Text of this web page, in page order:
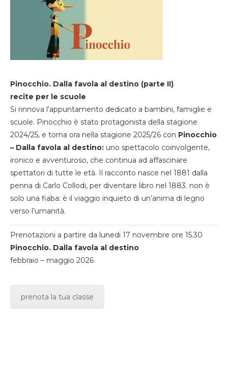
Pinocchio. Dalla favola al destino (parte II)
recite per le scuole
Si rinnova l’appuntamento dedicato a bambini, famiglie e
scuole. Pinocchio è stato protagonista della stagione
2024/25, e torna ora nella stagione 2025/26 con Pinocchio
– Dalla favola al destino: uno spettacolo coinvolgente,
ironico e avventuroso, che continua ad affascinare
spettatori di tutte le età. Il racconto nasce nel 1881 dalla
penna di Carlo Collodi, per diventare libro nel 1883. non è
solo una fiaba: è il viaggio inquieto di un’anima di legno
verso l’umanità.
Prenotazioni a partire da lunedi 17 novembre ore 15.30
Pinocchio. Dalla favola al destino
febbraio – maggio 2026
prenota la tua classe